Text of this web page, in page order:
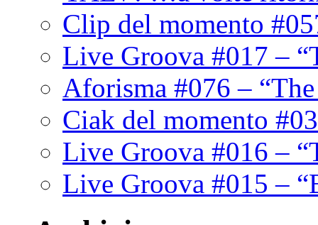
Clip del momento
Live Groova #017 –
Aforisma #076 –
Ciak del momento
Live Groova #016 –
Live Groova #015 –